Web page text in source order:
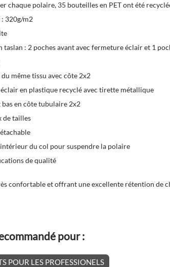
chaque polaire, 35 bouteilles en PET ont été
: 320g/m2
taslan : 2 poches avant avec fermeture éclair et 1
même tissu avec côte 2x2
en plastique recyclé avec tirette métallique
bas en côte tubulaire 2x2
de tailles
du col pour suspendre la polaire
de qualité
confortable et offrant une excellente rétention de
pour :
POUR LES PROFESSIONELS